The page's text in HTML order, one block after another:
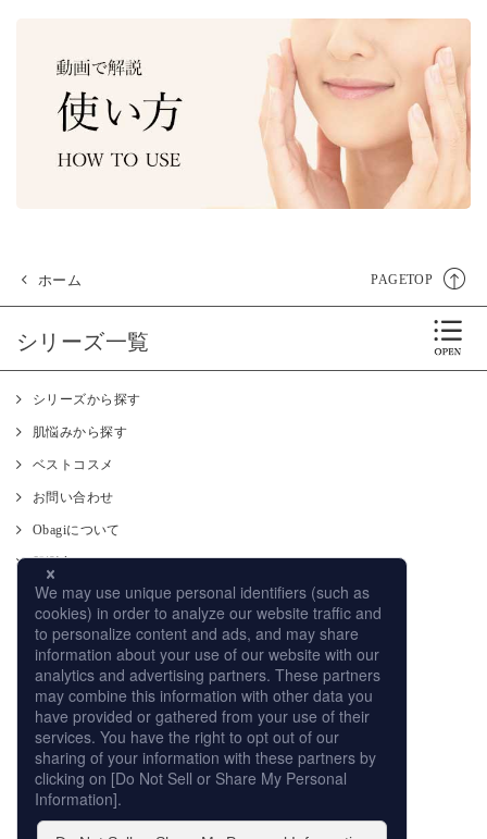
ホーム PAGETOP
シリーズ一覧
シリーズから探す
肌悩みから探す
ベストコスメ
お問い合わせ
Obagiについて
肌測定
使い方
CM
オンラインストア
取り扱い店舗
サイトマップ
プライバシーポリシー
個人情報の取扱いについて
このサイトの利用について